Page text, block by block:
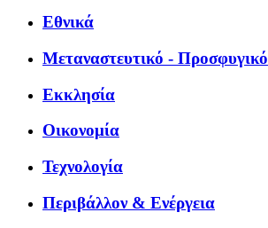
Εθνικά
Μεταναστευτικό - Προσφυγικό
Εκκλησία
Οικονομία
Τεχνολογία
Περιβάλλον & Ενέργεια